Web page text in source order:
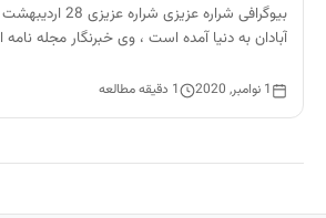
آبادان به دنیا آمده است ، وی خبرنگار مجله نامه
1 نوامبر, 2020 1 دقیقه مطالعه